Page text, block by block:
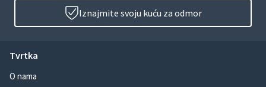
Iznajmite svoju kuću za odmor
Tvrtka
O nama